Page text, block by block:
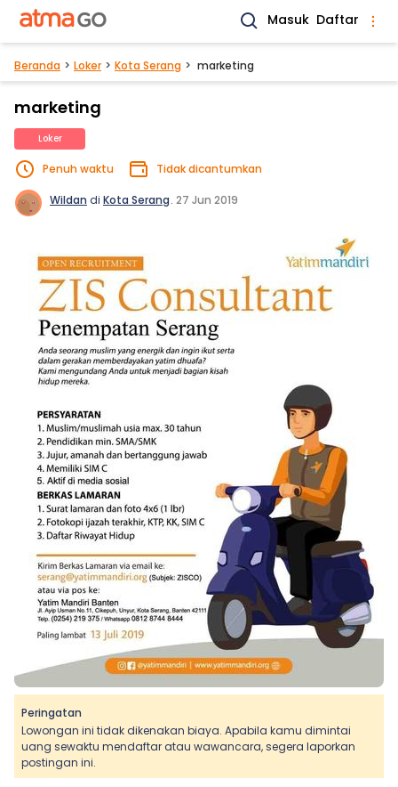
Masuk Daftar
Beranda Loker Kota Serang marketing
marketing
Loker
Penuh waktu Tidak dicantumkan
Wildan di Kota Serang. 27 Jun 2019
Peringatan
Lowongan ini tidak dikenakan biaya. Apabila kamu dimintai
uang sewaktu mendaftar atau wawancara, segera laporkan
postingan ini.